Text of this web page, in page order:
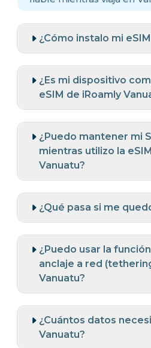
¿Cómo instalo mi
¿Es mi dispositivo
eSIM de iRoamly
¿Puedo mantener mi
mientras utilizo la
Vanuatu?
¿Qué pasa si me
¿Puedo usar la
anclaje a red
Vanuatu?
¿Cuántos datos
Vanuatu?